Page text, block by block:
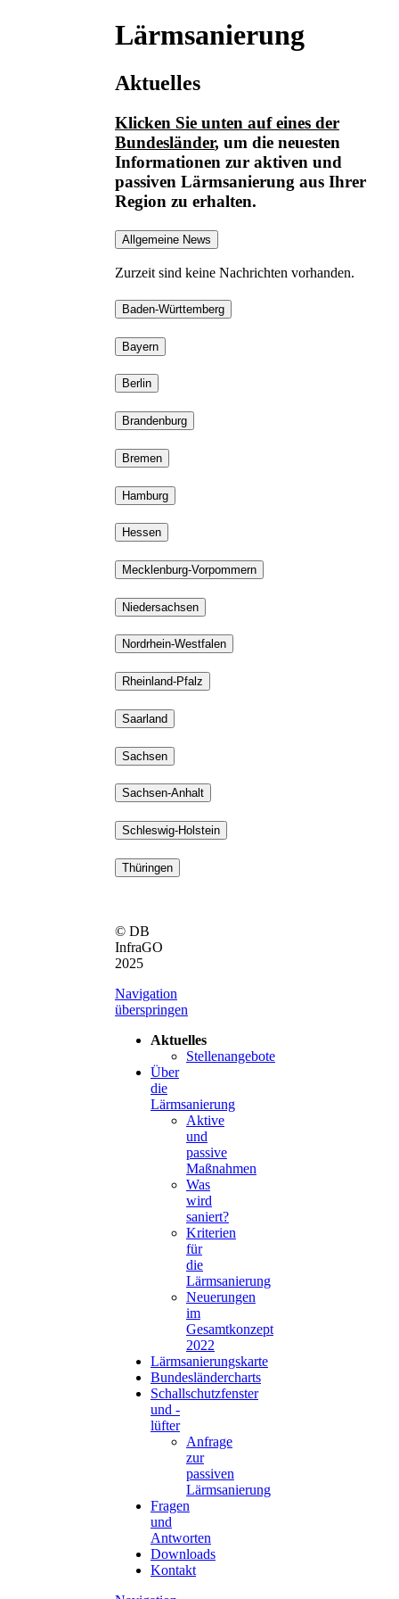
Lärmsanierung
Aktuelles
Klicken Sie unten auf eines der
Bundesländer, um die neuesten
Informationen zur aktiven und
passiven Lärmsanierung aus Ihrer
Region zu erhalten.
Allgemeine News
Zurzeit sind keine Nachrichten vorhanden.
Baden-Württemberg
Bayern
Berlin
Brandenburg
Bremen
Hamburg
Hessen
Mecklenburg-Vorpommern
Niedersachsen
Nordrhein-Westfalen
Rheinland-Pfalz
Saarland
Sachsen
Sachsen-Anhalt
Schleswig-Holstein
Thüringen
© DB
InfraGO
2025
Navigation
überspringen
Aktuelles
Stellenangebote
Über
die
Lärmsanierung
Aktive
und
passive
Maßnahmen
Was
wird
saniert?
Kriterien
für
die
Lärmsanierung
Neuerungen
im
Gesamtkonzept
2022
Lärmsanierungskarte
Bundesländercharts
Schallschutzfenster
und -
lüfter
Anfrage
zur
passiven
Lärmsanierung
Fragen
und
Antworten
Downloads
Kontakt